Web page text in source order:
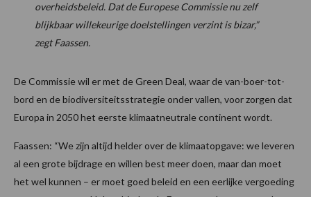
overheidsbeleid. Dat de Europese Commissie nu zelf
blijkbaar willekeurige doelstellingen verzint is bizar,”
zegt Faassen.
De Commissie wil er met de Green Deal, waar de van-boer-tot-
bord en de biodiversiteitsstrategie onder vallen, voor zorgen dat
Europa in 2050 het eerste klimaatneutrale continent wordt.
Faassen: “We zijn altijd helder over de klimaatopgave: we leveren
al een grote bijdrage en willen best meer doen, maar dan moet
het wel kunnen – er moet goed beleid en een eerlijke vergoeding